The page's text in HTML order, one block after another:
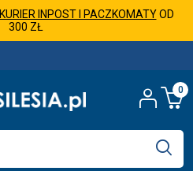
KURIER INPOST I PACZKOMATYOD
300 ZŁ
0